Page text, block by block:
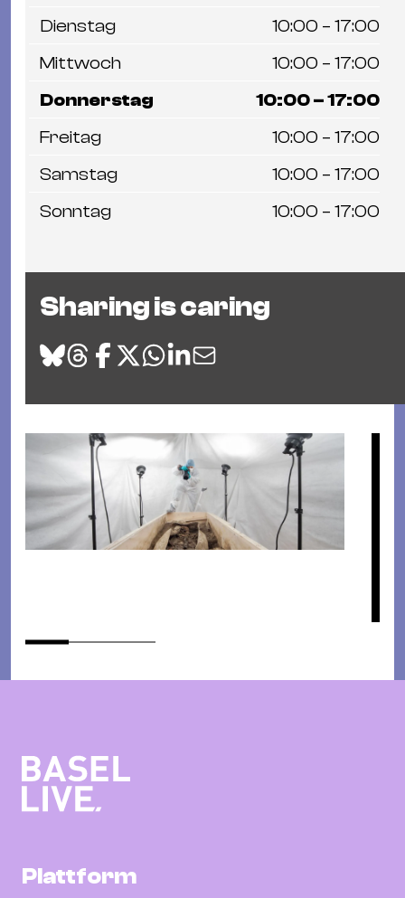
Dienstag
10:00 – 17:00
Mittwoch
10:00 – 17:00
Donnerstag
10:00 – 17:00
Freitag
10:00 – 17:00
Samstag
10:00 – 17:00
Sonntag
10:00 – 17:00
Sharing is caring
Plattform